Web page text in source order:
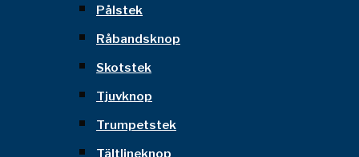
Pålstek
Råbandsknop
Skotstek
Tjuvknop
Trumpetstek
Tältlineknop